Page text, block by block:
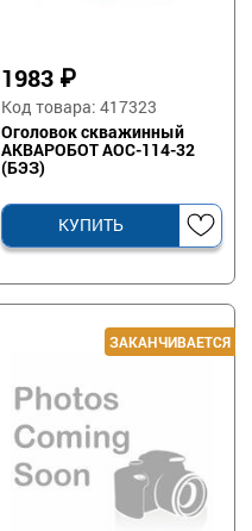
1983 ₽
Код товара: 417323
Оголовок скважинный
АКВАРОБОТ АОС-114-32
(БЭЗ)
КУПИТЬ